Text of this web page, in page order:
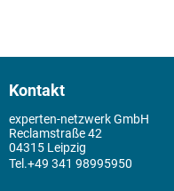
Kontakt
experten-netzwerk GmbH
Reclamstraße 42
04315 Leipzig
+49 341 98995950